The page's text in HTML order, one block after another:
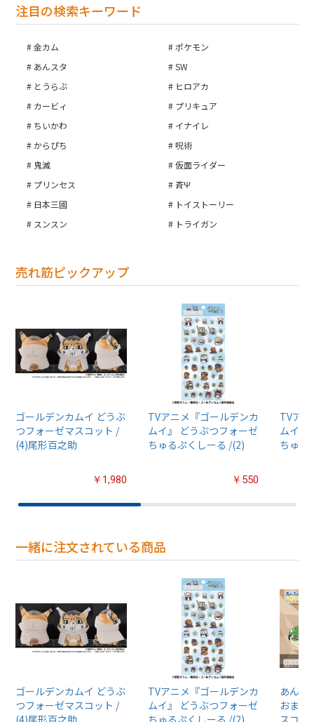
注目の検索キーワード
金カム
ポケモン
あんスタ
SW
とうらぶ
ヒロアカ
カービィ
プリキュア
ちいかわ
イナイレ
からぴち
呪術
鬼滅
仮面ライダー
プリンセス
斉Ψ
日本三國
トイストーリー
スンスン
トライガン
売れ筋ピックアップ
ゴールデンカムイ どうぶ
つフォーゼマスコット /
(4)尾形百之助
￥1,980
TVアニメ『ゴールデンカ
ムイ』 どうぶつフォーゼ
ちゅるぷくしーる /(2)
￥550
TVア
ムイ』
ちゅる
一緒に注文されている商品
ゴールデンカムイ どうぶ
つフォーゼマスコット /
TVアニメ『ゴールデンカ
ムイ』 どうぶつフォーゼ
あんさ
おまん